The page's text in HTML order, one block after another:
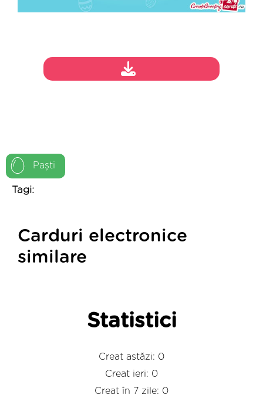
Paști
Tagi:
Carduri electronice
similare
Statistici
Creat astăzi: 0
Creat ieri: 0
Creat în 7 zile: 0